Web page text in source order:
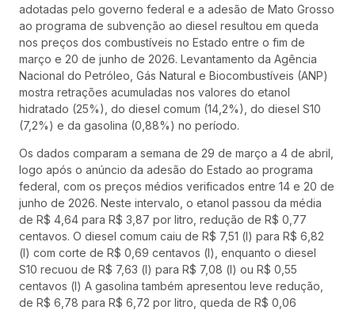
adotadas pelo governo federal e a adesão de Mato Grosso
ao programa de subvenção ao diesel resultou em queda
nos preços dos combustíveis no Estado entre o fim de
março e 20 de junho de 2026. Levantamento da Agência
Nacional do Petróleo, Gás Natural e Biocombustíveis (ANP)
mostra retrações acumuladas nos valores do etanol
hidratado (25%), do diesel comum (14,2%), do diesel S10
(7,2%) e da gasolina (0,88%) no período.
Os dados comparam a semana de 29 de março a 4 de abril,
logo após o anúncio da adesão do Estado ao programa
federal, com os preços médios verificados entre 14 e 20 de
junho de 2026. Neste intervalo, o etanol passou da média
de R$ 4,64 para R$ 3,87 por litro, redução de R$ 0,77
centavos. O diesel comum caiu de R$ 7,51 (l) para R$ 6,82
(l) com corte de R$ 0,69 centavos (l), enquanto o diesel
S10 recuou de R$ 7,63 (l) para R$ 7,08 (l) ou R$ 0,55
centavos (l) A gasolina também apresentou leve redução,
de R$ 6,78 para R$ 6,72 por litro, queda de R$ 0,06